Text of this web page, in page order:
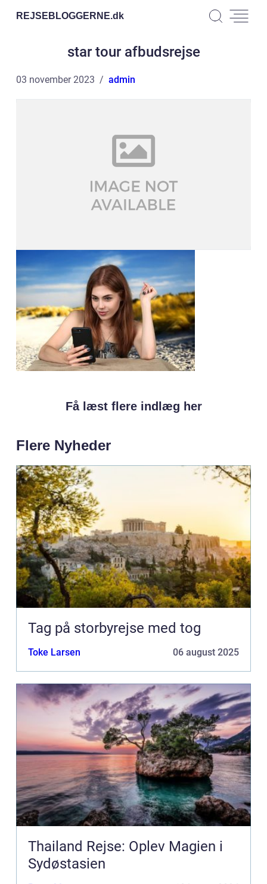
REJSEBLOGGERNE.dk
star tour afbudsrejse
03 november 2023 admin
Få læst flere indlæg her
Flere Nyheder
Tag på storbyrejse med tog
Toke Larsen 06 august 2025
Thailand Rejse: Oplev Magien i
Sydøstasien